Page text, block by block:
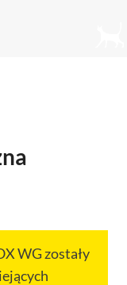
WG zostały